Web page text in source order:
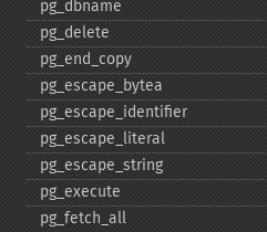
pg_​dbname
pg_​delete
pg_​end_​copy
pg_​escape_​bytea
pg_​escape_​identifier
pg_​escape_​literal
pg_​escape_​string
pg_​execute
pg_​fetch_​all